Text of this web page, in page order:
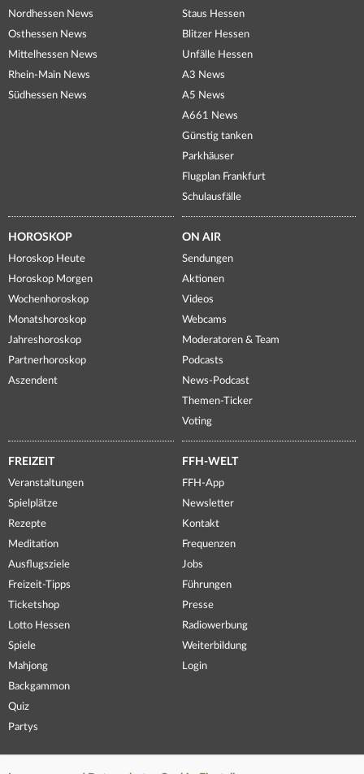
Nordhessen News
Osthessen News
Mittelhessen News
Rhein-Main News
Südhessen News
Staus Hessen
Blitzer Hessen
Unfälle Hessen
A3 News
A5 News
A661 News
Günstig tanken
Parkhäuser
Flugplan Frankfurt
Schulausfälle
HOROSKOP
Horoskop Heute
Horoskop Morgen
Wochenhoroskop
Monatshoroskop
Jahreshoroskop
Partnerhoroskop
Aszendent
ON AIR
Sendungen
Aktionen
Videos
Webcams
Moderatoren & Team
Podcasts
News-Podcast
Themen-Ticker
Voting
FREIZEIT
Veranstaltungen
Spielplätze
Rezepte
Meditation
Ausflugsziele
Freizeit-Tipps
Ticketshop
Lotto Hessen
Spiele
Mahjong
Backgammon
Quiz
Partys
FFH-WELT
FFH-App
Newsletter
Kontakt
Frequenzen
Jobs
Führungen
Presse
Radiowerbung
Weiterbildung
Login